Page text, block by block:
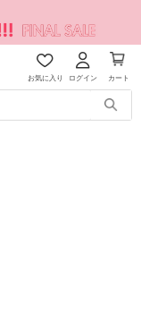
お気に入り ログイン カート